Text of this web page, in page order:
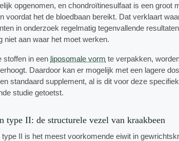
opgenomen, en chondroïtinesulfaat is een groot
voordat het de bloedbaan bereikt. Dat verklaart
in onderzoek regelmatig tegenvallende
niet aan waar het moet werken.
stoffen in een liposomale vorm te verpakken,
Daardoor kan er mogelijk met een lagere
standaard supplement, al is dit voor deze
studie getoetst.
type II: de structurele vezel van kraakbeen
type II is het meest voorkomende eiwit in